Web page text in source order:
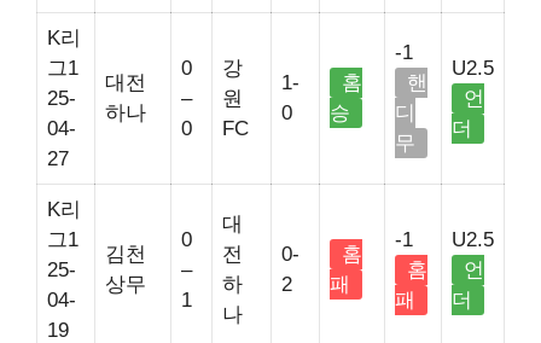
K리
그1
25-
04-
27
대전
하나
0
–
0
강
원
FC
1-
0
홈
승
-1
핸
디
무
U2.5
언
더
K리
그1
25-
04-
19
김천
상무
0
–
1
대
전
하
나
0-
2
홈
패
-1
홈
패
U2.5
언
더